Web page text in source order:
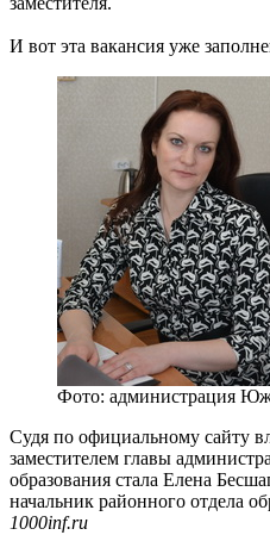
И вот эта вакансия уже
Фото: администрация
Судя по официальному сайту
заместителем главы
образования стала Елена
начальник районного отдела
1000inf.ru